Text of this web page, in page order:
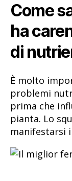
Come
ha
di
È molto
problemi
prima che
pianta. Lo
manifestarsi